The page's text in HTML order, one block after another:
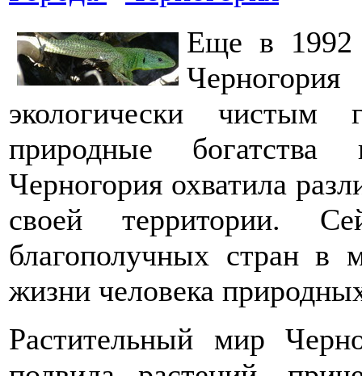
Еще в 1992
экологически чистым
природные
Черногория охватила
своей территории.
благополучных стран в
жизни человека
Растительный мир